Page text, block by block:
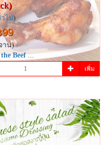
ไป)
าน)
Beef...
เพิ่ม